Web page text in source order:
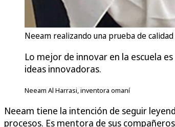
Neeam realizando una prueba de
Lo mejor de innovar en la escuela
ideas innovadoras.
Neeam Al Harrasi, inventora omaní
Neeam tiene la intención de seguir
procesos. Es mentora de sus